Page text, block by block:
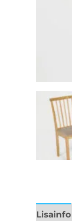
Lisainfo